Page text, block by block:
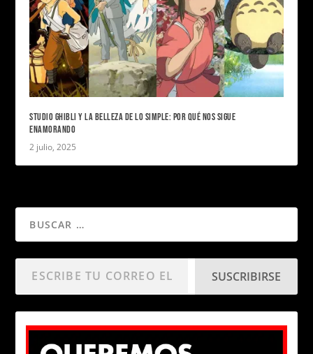
STUDIO GHIBLI Y LA BELLEZA DE LO SIMPLE: POR QUÉ NOS SIGUE
ENAMORANDO
2 julio, 2025
SUSCRIBIRSE